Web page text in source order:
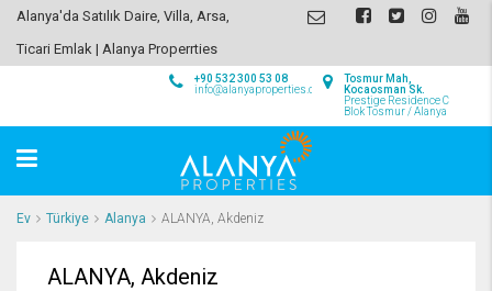
Alanya'da Satılık Daire, Villa, Arsa,
Ticari Emlak | Alanya Properrties
Tosmur Mah,
Kocaosman Sk.
Prestige Residence C
Blok Tosmur / Alanya
+90 532 300 53 08
info@alanyaproperties.com
Ev Türkiye Alanya ALANYA, Akdeniz
ALANYA, Akdeniz